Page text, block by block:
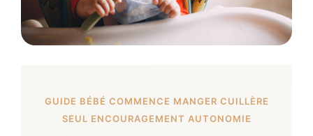
GUIDE BÉBÉ COMMENCE MANGER CUILLÈRE
SEUL ENCOURAGEMENT AUTONOMIE